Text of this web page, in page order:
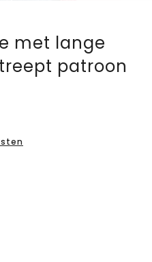
met lange
patroon